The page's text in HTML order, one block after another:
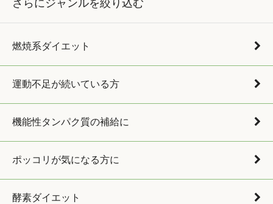
さらにジャンルを絞り込む
燃焼系ダイエット
運動不足が続いている方
機能性タンパク質の補給に
ポッコリが気になる方に
酵素ダイエット